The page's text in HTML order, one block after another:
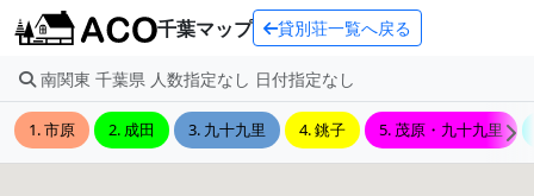
千葉マップ 貸別荘一覧へ戻る
南関東 千葉県 人数指定なし 日付指定なし
1. 市原 2. 成田 3. 九十九里 4. 銚子 5. 茂原・九十九里